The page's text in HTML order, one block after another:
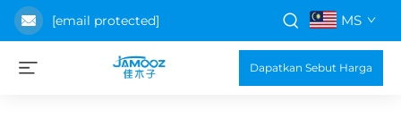
[email protected] MS
Dapatkan Sebut Harga